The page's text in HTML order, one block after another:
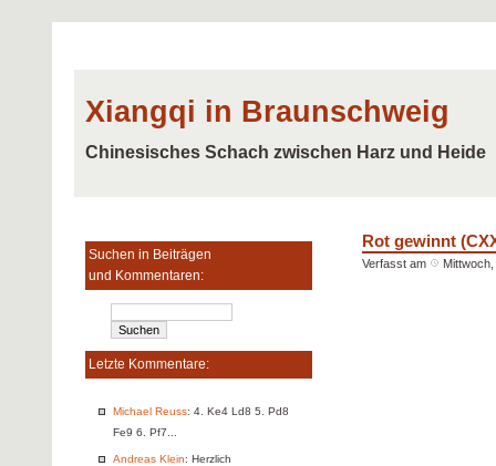
Xiangqi in Braunschweig
Chinesisches Schach zwischen Harz und Heide
Suchen in Beiträgen
und Kommentaren:
Letzte Kommentare:
Michael Reuss: 4. Ke4 Ld8 5. Pd8
Fe9 6. Pf7...
Andreas Klein: Herzlich
Rot gewinnt
Verfasst am